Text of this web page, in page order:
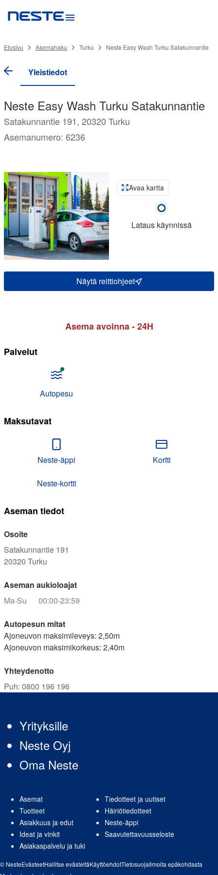
Etusivu Asemahaku Turku Neste Easy Wash Turku Satakunnantie
Yleistiedot
Neste Easy Wash Turku Satakunnantie
Satakunnantie 191, 20320 Turku
Asemanumero: 6236
Asema avoinna - 24H
Palvelut
Autopesu
Maksutavat
Neste-äppi Kortti
Neste-kortti
Aseman tiedot
Osoite
Satakunnantie 191
20320 Turku
Aseman aukioloajat
Ma-Su
00:00-23:59
Autopesun mitat
Ajoneuvon maksimileveys: 2,50m
Ajoneuvon maksimikorkeus: 2,40m
Yhteydenotto
Puh: 0800 196 196
Lataus käynnissä
Avaa kartta
Näytä reittiohjeet
Yrityksille
Neste Oyj
Oma Neste
Asemat
Tuotteet
Asiakkuus ja edut
Ideat ja vinkit
Asiakaspalvelu ja tuki
Tiedotteet ja uutiset
Häiriötiedotteet
Neste-äppi
Saavutettavuusseloste
© NesteEvästeetHallitse evästeitäKäyttöehdotTietosuojaIlmoita epäkohdasta